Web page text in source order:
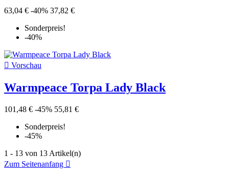
63,04 € -40% 37,82 €
Sonderpreis!
-40%
 Vorschau
Warmpeace Torpa Lady Black
101,48 € -45% 55,81 €
Sonderpreis!
-45%
1 - 13 von 13 Artikel(n)
Zum Seitenanfang 